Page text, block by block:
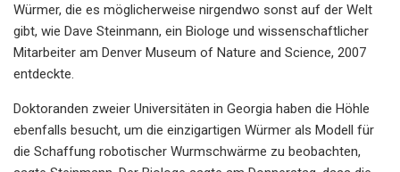
Würmer, die es möglicherweise nirgendwo sonst auf der Welt
gibt, wie Dave Steinmann, ein Biologe und wissenschaftlicher
Mitarbeiter am Denver Museum of Nature and Science, 2007
entdeckte.
Doktoranden zweier Universitäten in Georgia haben die Höhle
ebenfalls besucht, um die einzigartigen Würmer als Modell für
die Schaffung robotischer Wurmschwärme zu beobachten,